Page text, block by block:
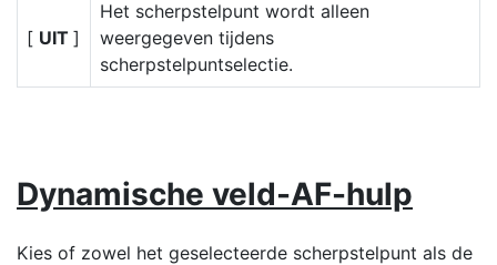
[ UIT ]
Het scherpstelpunt wordt alleen
weergegeven tijdens
scherpstelpuntselectie.
Dynamische veld-AF-hulp
Kies of zowel het geselecteerde scherpstelpunt als de